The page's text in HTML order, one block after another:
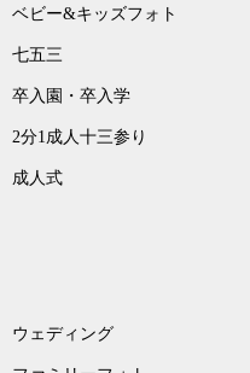
ベビー&キッズフォト
七五三
卒入園・卒入学
2分1成人十三参り
成人式
ウェディング